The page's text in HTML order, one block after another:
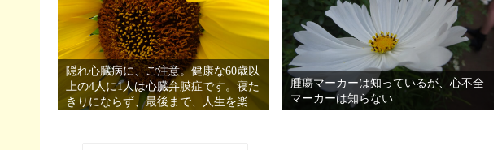
隠れ心臓病に、ご注意。健康な60歳以
上の4人に1人は心臓弁膜症です。寝た
きりにならず、最後まで、人生を楽し
腫瘍マーカーは知っているが、心不全
マーカーは知らない